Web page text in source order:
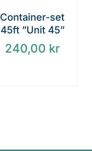
Container-set
45ft ”Unit 45”
240,00 kr